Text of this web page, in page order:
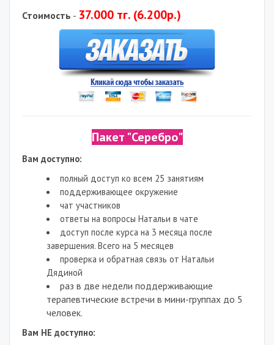
Стоимость - 37.000 тг. (6.200р.)
Пакет "Серебро"
Вам доступно:
полный доступ ко всем 25 занятиям
поддерживающее окружение
чат участников
ответы на вопросы Натальи в чате
доступ после курса на 3 месяца после
завершения. Всего на 5 месяцев
проверка и обратная связь от Натальи
Дядиной
раз в две недели поддерживающие
терапевтические встречи в мини-группах до 5
человек.
Вам НЕ доступно: